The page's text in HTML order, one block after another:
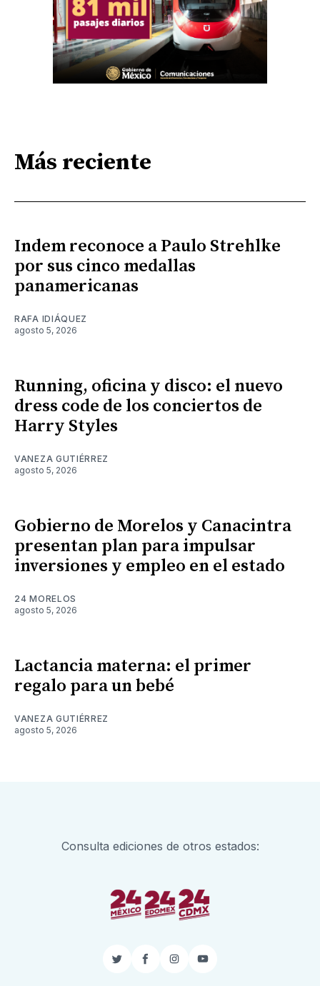
Más reciente
Indem reconoce a Paulo Strehlke
por sus cinco medallas
panamericanas
RAFA IDIÁQUEZ
agosto 5, 2026
Running, oficina y disco: el nuevo
dress code de los conciertos de
Harry Styles
VANEZA GUTIÉRREZ
agosto 5, 2026
Gobierno de Morelos y Canacintra
presentan plan para impulsar
inversiones y empleo en el estado
24 MORELOS
agosto 5, 2026
Lactancia materna: el primer
regalo para un bebé
VANEZA GUTIÉRREZ
agosto 5, 2026
Consulta ediciones de otros estados:
TwitterFacebook
InstagramYouTube